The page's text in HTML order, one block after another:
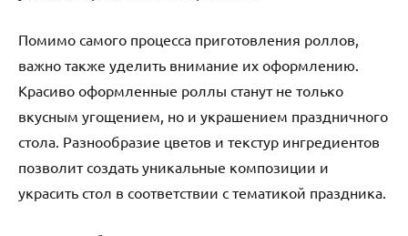
Помимо самого процесса приготовления роллов,
важно также уделить внимание их оформлению.
Красиво оформленные роллы станут не только
вкусным угощением, но и украшением праздничного
стола. Разнообразие цветов и текстур ингредиентов
позволит создать уникальные композиции и
украсить стол в соответствии с тематикой праздника.